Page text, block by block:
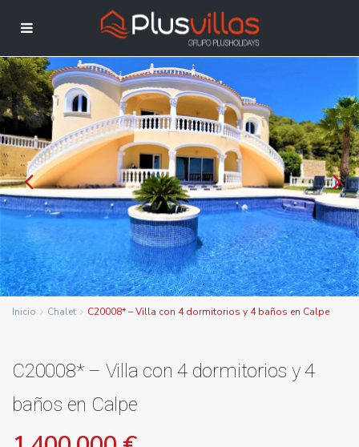
Inicio Chalet C20008* – Villa con 4 dormitorios y 4 baños en Calpe
C20008* – Villa con 4 dormitorios y 4
baños en Calpe